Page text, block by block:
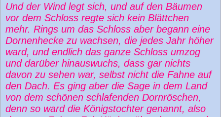
Und der Wind legt sich, und auf den Bäumen
vor dem Schloss regte sich kein Blättchen
mehr. Rings um das Schloss aber begann eine
Dornenhecke zu wachsen, die jedes Jahr höher
ward, und endlich das ganze Schloss umzog
und darüber hinauswuchs, dass gar nichts
davon zu sehen war, selbst nicht die Fahne auf
den Dach. Es ging aber die Sage in dem Land
von dem schönen schlafenden Dornröschen,
denn so ward die Königstochter genannt, also